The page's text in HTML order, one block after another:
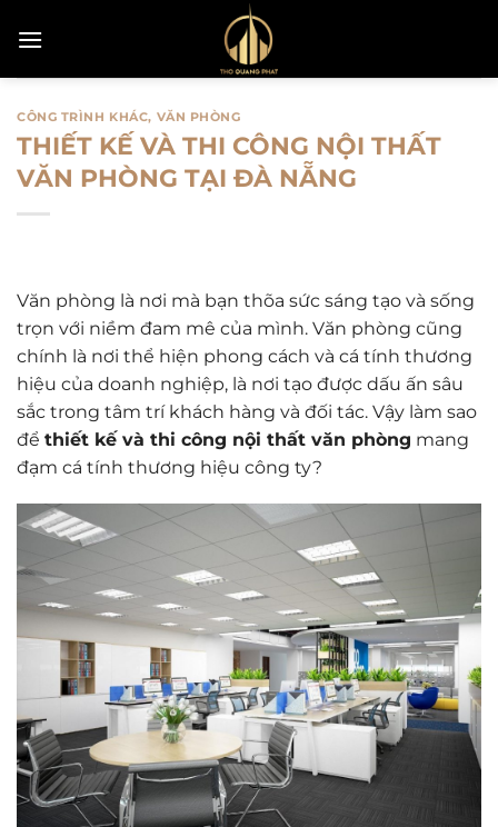
qua
CÔNG TRÌNH KHÁC, VĂN PHÒNG
THIẾT KẾ VÀ THI CÔNG NỘI THẤT
VĂN PHÒNG TẠI ĐÀ NẴNG
Văn phòng là nơi mà bạn thõa sức sáng tạo và sống
trọn với niềm đam mê của mình. Văn phòng cũng
chính là nơi thể hiện phong cách và cá tính thương
hiệu của doanh nghiệp, là nơi tạo được dấu ấn sâu
sắc trong tâm trí khách hàng và đối tác. Vậy làm sao
để thiết kế và thi công nội thất văn phòng mang
đạm cá tính thương hiệu công ty?